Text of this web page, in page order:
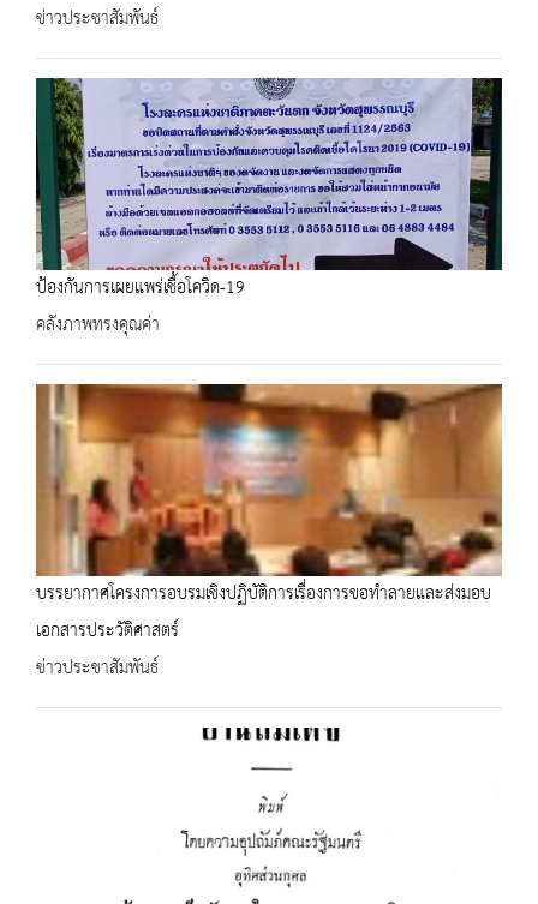
ข่าวประชาสัมพันธ์
ป้องกันการเผยแพร่เชื้อโควิด-19
คลังภาพทรงคุณค่า
บรรยากาศโครงการอบรมเชิงปฏิบัติการเรื่องการขอทำลายและส่งมอบ
เอกสารประวัติศาสตร์
ข่าวประชาสัมพันธ์